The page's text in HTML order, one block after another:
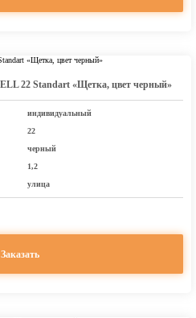
22 Standart «Щетка, цвет черный»
индивидуальный
22
черный
1,2
улица
Заказать